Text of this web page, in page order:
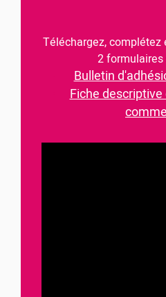
Téléchargez, complétez
2 formulaires
Bulletin
Fiche